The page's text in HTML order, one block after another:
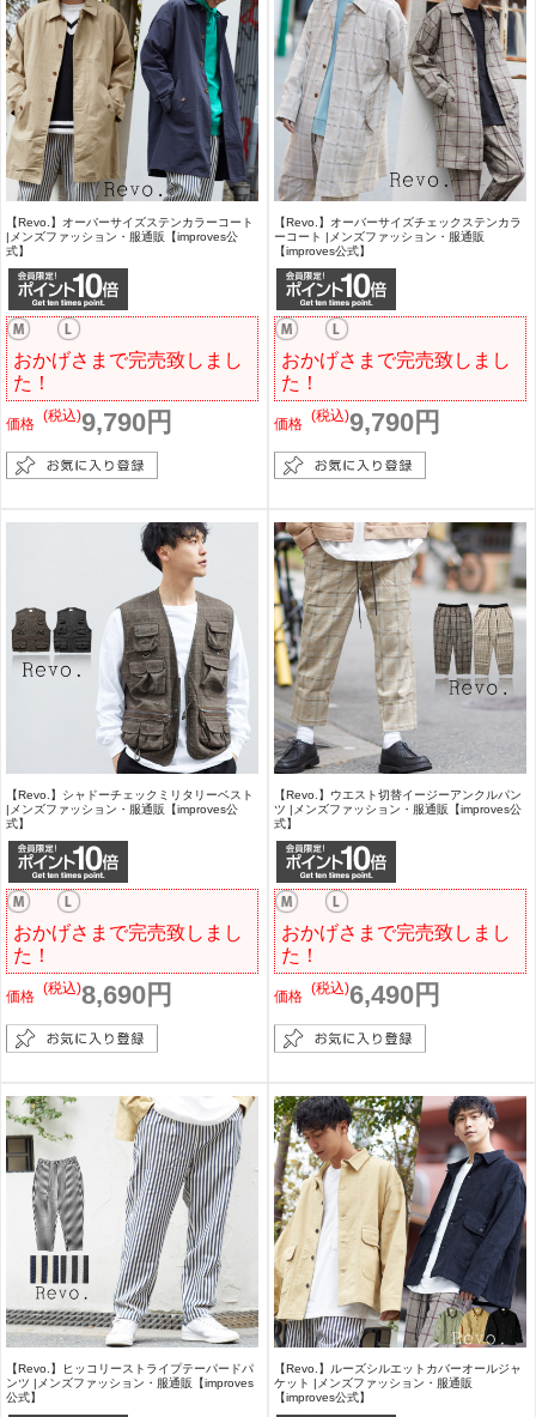
【Revo.】オーバーサイズステンカラーコート
|メンズファッション・服通販【improves公
式】
おかげさまで完売致しまし
た！
価格 9,790円
(税込)
【Revo.】オーバーサイズチェックステンカラ
ーコート |メンズファッション・服通販
【improves公式】
おかげさまで完売致しまし
た！
価格 9,790円
(税込)
【Revo.】シャドーチェックミリタリーベスト
|メンズファッション・服通販【improves公
式】
おかげさまで完売致しまし
た！
価格 8,690円
(税込)
【Revo.】ウエスト切替イージーアンクルパン
ツ |メンズファッション・服通販【improves公
式】
おかげさまで完売致しまし
た！
価格 6,490円
(税込)
【Revo.】ヒッコリーストライプテーパードパ
ンツ |メンズファッション・服通販【improves
公式】
【Revo.】ルーズシルエットカバーオールジャ
ケット |メンズファッション・服通販
【improves公式】